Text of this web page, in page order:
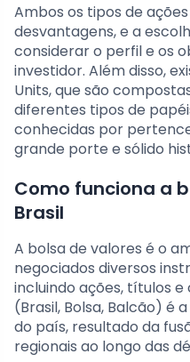
Ambos os tipos de
desvantagens, e a
considerar o perfil e os
investidor. Além disso,
Units, que são
diferentes tipos de
conhecidas por
grande porte e sólido
Como funciona a
Brasil
A bolsa de valores é o
negociados diversos
incluindo ações, títulos e
(Brasil, Bolsa, Balcão) é
do país, resultado da
regionais ao longo das